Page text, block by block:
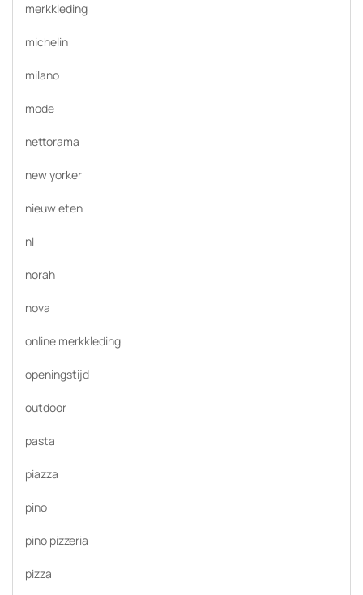
merkkleding
michelin
milano
mode
nettorama
new yorker
nieuw eten
nl
norah
nova
online merkkleding
openingstijd
outdoor
pasta
piazza
pino
pino pizzeria
pizza